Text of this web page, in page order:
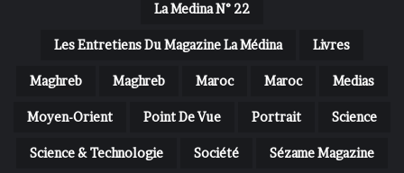
La Medina N° 22
Les Entretiens Du Magazine La Médina Livres
Maghreb Maghreb Maroc Maroc Medias
Moyen-Orient Point De Vue Portrait Science
Science & Technologie Société Sézame Magazine